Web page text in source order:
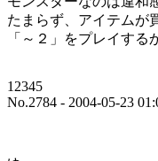
たまらず、アイテムが
「～２」をプレイする
12345
No.2784 - 2004-05-23